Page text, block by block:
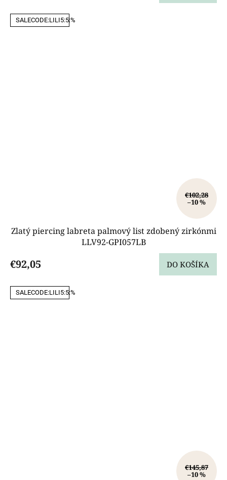
SALECODE:LILI5:5:%
€102,28
–10 %
Zlatý piercing labreta palmový list zdobený zirkónmi
LLV92-GPI057LB
€92,05 DO KOŠÍKA
SALECODE:LILI5:5:%
€145,87
–10 %